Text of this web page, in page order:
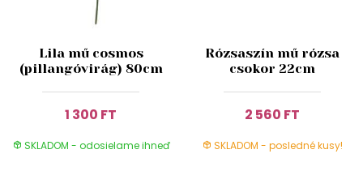
Lila mű cosmos
(pillangóvirág) 80cm
1 300 FT
SKLADOM - odosielame ihneď
Rózsaszín mű rózsa
csokor 22cm
2 560 FT
SKLADOM - posledné kusy!